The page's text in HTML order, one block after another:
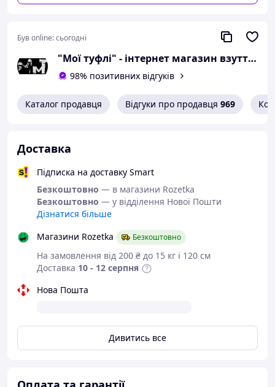
і Ви вирішили купити?
Зателефонуйте 067-9272731 / 050-
9336271 і уточніть наявність
необхідного Вам розміру.
Або задайте запитання на
Взуття від
українського
виробника
Шльопанці з
натуральної шкіри
Колір:фіолетовий бузковий.
Матеріал верху:натуральна шкіра.
Матеріал устілки:натуральна шкіра.
Був online:сьогодні
"Мої туфлі" - інтернет магазин взуття на всі випадки життя.
98% позитивних відгуків
Каталог продавця Відгуки про продавця 969
Доставка
Підписка на доставку Smart
Безкоштовно — в магазини Rozetka
Безкоштовно — у відділення Нової Пошти
Дізнатися більше
Магазини Rozetka
Безкоштовно
На замовлення від 200 ₴ до 15 кг і 120 см
Доставка 10 - 12 серпня
Нова Пошта
Дивитись все